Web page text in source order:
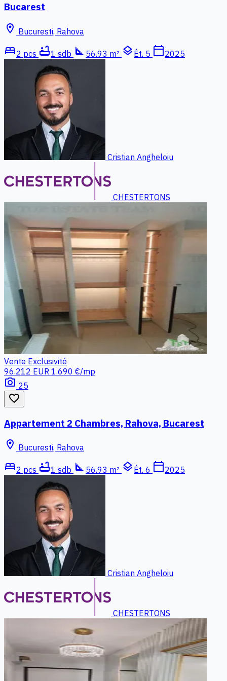
Bucarest
location_on Bucuresti, Rahova
bed2 pcs bathtub1 sdb square_foot 56.93 m² layers Ét. 5 calendar_today2025
Cristian Angheloiu
CHESTERTONS
Vente Exclusivité
96.212 EUR 1.690 €/mp
photo_camera 25
favorite_border
Appartement 2 Chambres, Rahova, Bucarest
location_on Bucuresti, Rahova
bed2 pcs bathtub1 sdb square_foot 56.93 m² layers Ét. 6 calendar_today2025
Cristian Angheloiu
CHESTERTONS